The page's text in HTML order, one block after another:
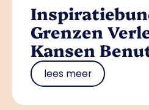
Grenzen
Kansen
lees meer